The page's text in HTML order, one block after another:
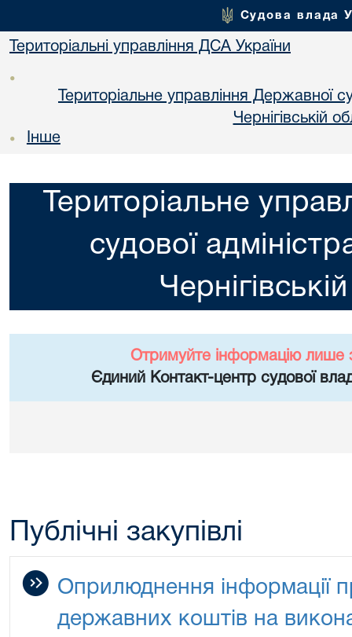
Судова влада
Територіальні управління ДСА України
•
Територіальне управління Державної
Чернiгiвській
• Інше
Територіальне
судової
Отримуйте інформацію лише
Єдиний Контакт-центр судової
Публічні закупівлі
Оприлюднення інформації
державних коштів на